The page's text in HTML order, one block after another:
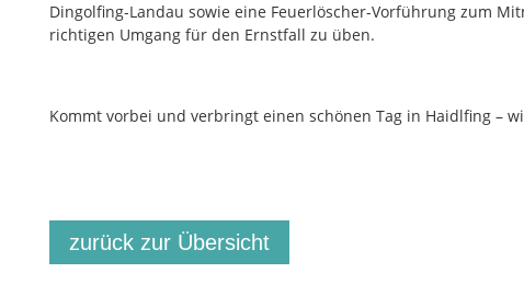
Dingolfing-Landau sowie eine Feuerlöscher-Vorführung zum
richtigen Umgang für den Ernstfall zu üben.
Kommt vorbei und verbringt einen schönen Tag in Haidlfing –
zurück zur Übersicht